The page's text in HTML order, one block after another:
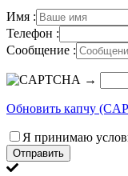
Имя :
Телефон :
Сообщение :
→
Обновить капчу
Я принимаю
Отправить